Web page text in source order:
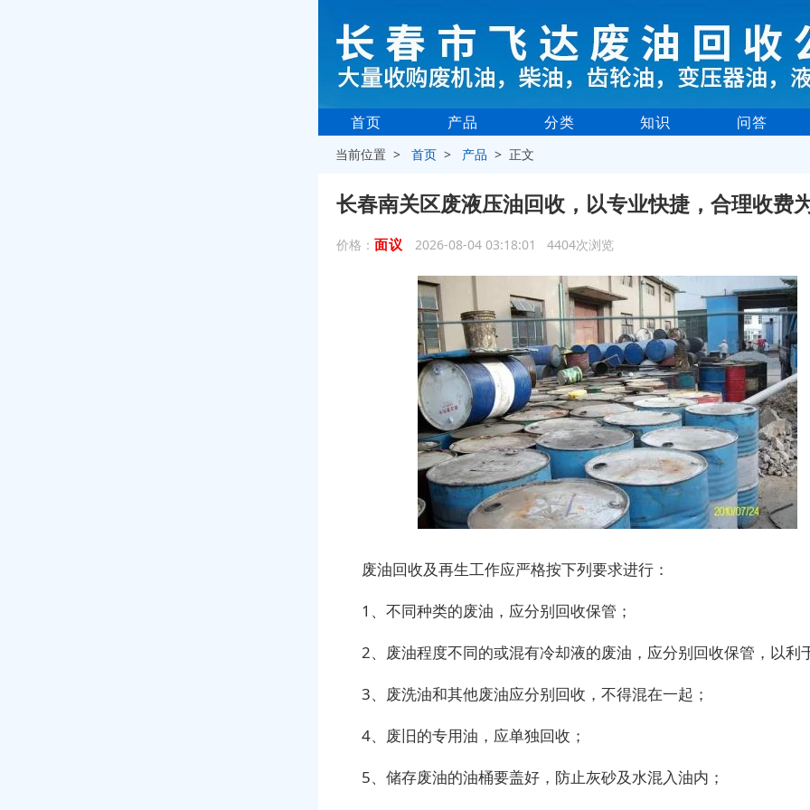
首页 产品 分类 知识 问答
当前位置 >首页 > 产品 > 正文
长春南关区废液压油回收，以专业快捷，合理收费
价格： 面议 2026-08-04 03:18:01 4404次浏览
废油回收及再生工作应严格按下列要求进行：
1、不同种类的废油，应分别回收保管；
2、废油程度不同的或混有冷却液的废油，应分别回收保管，以利
3、废洗油和其他废油应分别回收，不得混在一起；
4、废旧的专用油，应单独回收；
5、储存废油的油桶要盖好，防止灰砂及水混入油内；